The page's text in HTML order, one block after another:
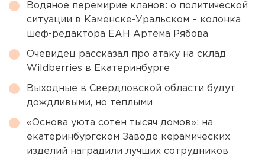
Водяное перемирие кланов: о политической
ситуации в Каменске-Уральском – колонка
шеф-редактора ЕАН Артема Рябова
Очевидец рассказал про атаку на склад
Wildberries в Екатеринбурге
Выходные в Свердловской области будут
дождливыми, но теплыми
«Основа уюта сотен тысяч домов»: на
екатеринбургском Заводе керамических
изделий наградили лучших сотрудников